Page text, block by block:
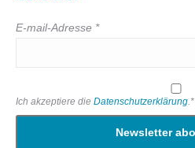
E-mail-Adresse *
Ich akzeptiere die Datenschutzerklärung.*